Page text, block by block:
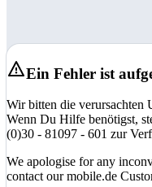
Ein Fehler ist
Wir bitten die verursachten
Wenn Du Hilfe benötigst,
(0)30 - 81097 - 601 zur
We apologise for any
contact our mobile.de